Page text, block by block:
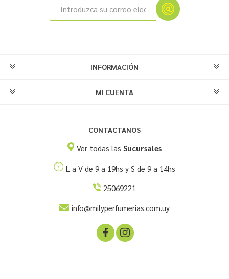
INFORMACIÓN
MI CUENTA
CONTACTANOS
Ver todas las Sucursales
L a V de 9 a 19hs y S de 9 a 14hs
25069221
info@milyperfumerias.com.uy